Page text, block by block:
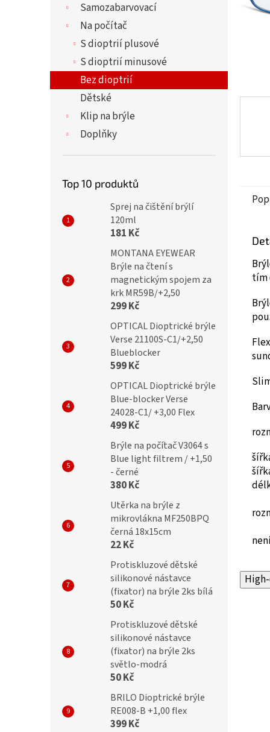
Samozabarvovací
Na počítač
S dioptrií plusové
S dioptrií minusové
Bez dioptrií
Dětské
Klip na brýle
Doplňky
Top 10 produktů
Sprej na čištění brýlí
120ml
181 Kč
MONTANA EYEWEAR
Brýle na čtení s
magnetickým spojem za
krk MR59B/+2,50
299 Kč
OPTICAL Dioptrické brýle
Verse 21100S-C1/+2,50
Blueblocker
599 Kč
OPTICAL Dioptrické brýle
Blue-blocker Verse
24028-C1/ +3,00 Flex
499 Kč
Brýle na počítač V3064 s
Blue light filtrem / +1,50
- černé
380 Kč
Utěrka na brýle z
mikrovlákna MF250BPQ
černá 18x15cm
22 Kč
Protiskluzové dětské
silikonové nástavce
(fixator) na brýle 2ks bílá
50 Kč
Protiskluzové dětské
silikonové nástavce
(fixator) na brýle 2ks
světlo-modrá
50 Kč
BRILO Dioptrické brýle
RE008-B +1,00 flex
399 Kč
tím